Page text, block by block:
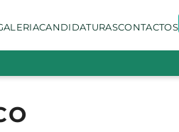
CANDIDATURASCONTACTOS